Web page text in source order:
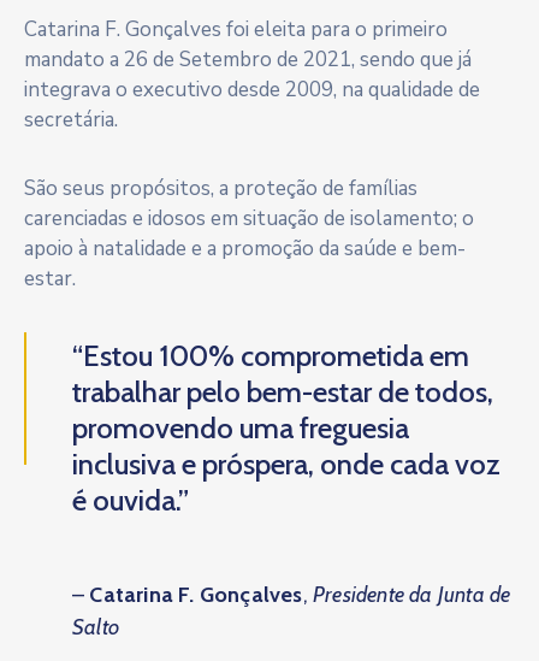
Catarina F. Gonçalves foi eleita para o primeiro
mandato a 26 de Setembro de 2021, sendo que já
integrava o executivo desde 2009, na qualidade de
secretária.
São seus propósitos, a proteção de famílias
carenciadas e idosos em situação de isolamento; o
apoio à natalidade e a promoção da saúde e bem-
estar.
“Estou 100% comprometida em
trabalhar pelo bem-estar de todos,
promovendo uma freguesia
inclusiva e próspera, onde cada voz
é ouvida.”
– Catarina F. Gonçalves, Presidente da Junta de
Salto